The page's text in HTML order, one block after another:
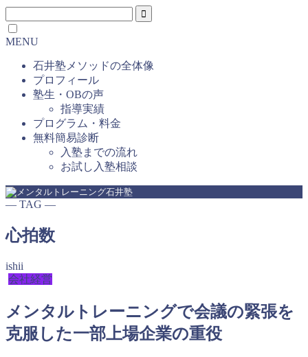
MENU
石井塾メソッドの全体像
プロフィール
塾生・OBの声
指導実績
プログラム・料金
無料簡易診断
入塾までの流れ
お試し入塾相談
― TAG ―
心拍数
ishii
会社経営
メンタルトレーニングで会議の緊張を
克服した一部上場企業の重役